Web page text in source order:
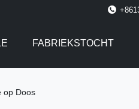
FABRIEKSTOCHT
op Doos